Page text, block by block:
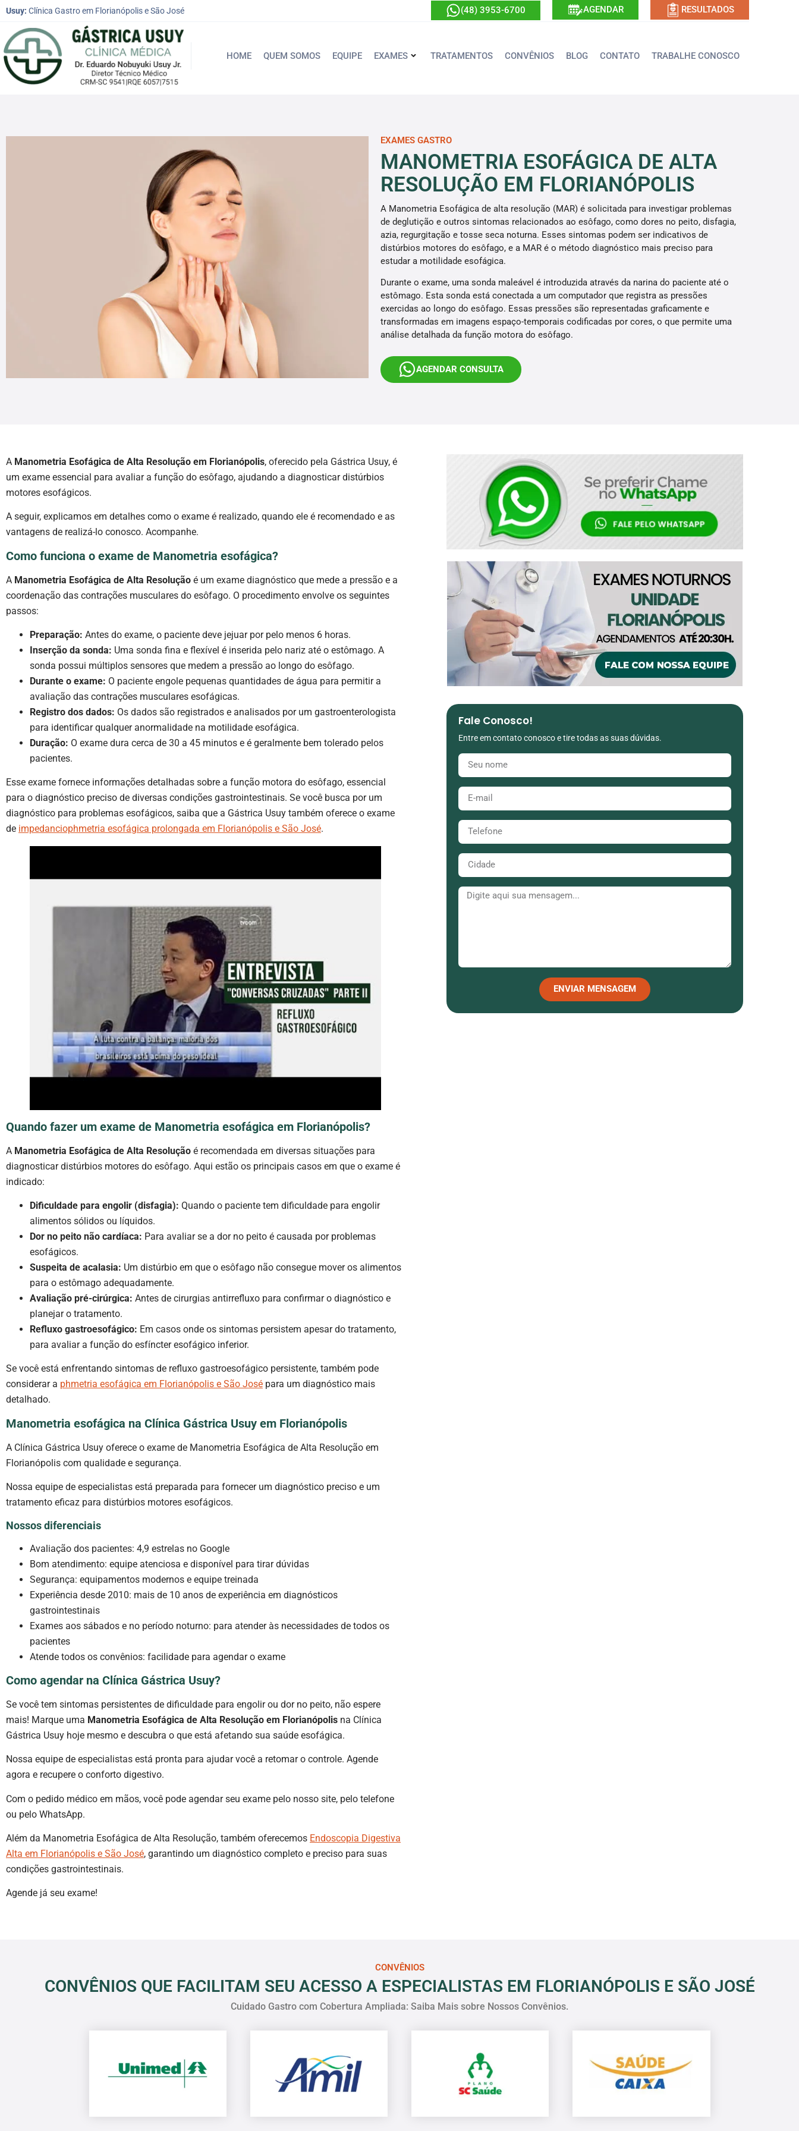
Usuy: Clínica Gastro em Florianópolis e São José (48) 3953-6700 AGENDAR RESULTADOS
HOME QUEM SOMOS EQUIPE EXAMES TRATAMENTOS CONVÊNIOS BLOG CONTATO TRABALHE CONOSCO
EXAMES GASTRO
MANOMETRIA ESOFÁGICA DE ALTA
RESOLUÇÃO EM FLORIANÓPOLIS
A Manometria Esofágica de alta resolução (MAR) é solicitada para investigar problemas
de deglutição e outros sintomas relacionados ao esôfago, como dores no peito, disfagia,
azia, regurgitação e tosse seca noturna. Esses sintomas podem ser indicativos de
distúrbios motores do esôfago, e a MAR é o método diagnóstico mais preciso para
estudar a motilidade esofágica.
Durante o exame, uma sonda maleável é introduzida através da narina do paciente até o
estômago. Esta sonda está conectada a um computador que registra as pressões
exercidas ao longo do esôfago. Essas pressões são representadas graficamente e
transformadas em imagens espaço-temporais codificadas por cores, o que permite uma
análise detalhada da função motora do esôfago.
AGENDAR CONSULTA
A Manometria Esofágica de Alta Resolução em Florianópolis, oferecido pela Gástrica Usuy, é
um exame essencial para avaliar a função do esôfago, ajudando a diagnosticar distúrbios
motores esofágicos.
A seguir, explicamos em detalhes como o exame é realizado, quando ele é recomendado e as
vantagens de realizá-lo conosco. Acompanhe.
Como funciona o exame de Manometria esofágica?
A Manometria Esofágica de Alta Resolução é um exame diagnóstico que mede a pressão e a
coordenação das contrações musculares do esôfago. O procedimento envolve os seguintes
passos:
Preparação: Antes do exame, o paciente deve jejuar por pelo menos 6 horas.
Inserção da sonda: Uma sonda fina e flexível é inserida pelo nariz até o estômago. A
sonda possui múltiplos sensores que medem a pressão ao longo do esôfago.
Durante o exame: O paciente engole pequenas quantidades de água para permitir a
avaliação das contrações musculares esofágicas.
Registro dos dados: Os dados são registrados e analisados por um gastroenterologista
para identificar qualquer anormalidade na motilidade esofágica.
Duração: O exame dura cerca de 30 a 45 minutos e é geralmente bem tolerado pelos
pacientes.
Esse exame fornece informações detalhadas sobre a função motora do esôfago, essencial
para o diagnóstico preciso de diversas condições gastrointestinais. Se você busca por um
diagnóstico para problemas esofágicos, saiba que a Gástrica Usuy também oferece o exame
de impedanciophmetria esofágica prolongada em Florianópolis e São José.
Quando fazer um exame de Manometria esofágica em Florianópolis?
A Manometria Esofágica de Alta Resolução é recomendada em diversas situações para
diagnosticar distúrbios motores do esôfago. Aqui estão os principais casos em que o exame é
indicado:
Dificuldade para engolir (disfagia): Quando o paciente tem dificuldade para engolir
alimentos sólidos ou líquidos.
Dor no peito não cardíaca: Para avaliar se a dor no peito é causada por problemas
esofágicos.
Suspeita de acalasia: Um distúrbio em que o esôfago não consegue mover os alimentos
para o estômago adequadamente.
Avaliação pré-cirúrgica: Antes de cirurgias antirrefluxo para confirmar o diagnóstico e
planejar o tratamento.
Refluxo gastroesofágico: Em casos onde os sintomas persistem apesar do tratamento,
para avaliar a função do esfíncter esofágico inferior.
Se você está enfrentando sintomas de refluxo gastroesofágico persistente, também pode
considerar a phmetria esofágica em Florianópolis e São José para um diagnóstico mais
detalhado.
Manometria esofágica na Clínica Gástrica Usuy em Florianópolis
A Clínica Gástrica Usuy oferece o exame de Manometria Esofágica de Alta Resolução em
Florianópolis com qualidade e segurança.
Nossa equipe de especialistas está preparada para fornecer um diagnóstico preciso e um
tratamento eficaz para distúrbios motores esofágicos.
Nossos diferenciais
Avaliação dos pacientes: 4,9 estrelas no Google
Bom atendimento: equipe atenciosa e disponível para tirar dúvidas
Segurança: equipamentos modernos e equipe treinada
Experiência desde 2010: mais de 10 anos de experiência em diagnósticos
gastrointestinais
Exames aos sábados e no período noturno: para atender às necessidades de todos os
pacientes
Atende todos os convênios: facilidade para agendar o exame
Como agendar na Clínica Gástrica Usuy?
Se você tem sintomas persistentes de dificuldade para engolir ou dor no peito, não espere
mais! Marque uma Manometria Esofágica de Alta Resolução em Florianópolis na Clínica
Gástrica Usuy hoje mesmo e descubra o que está afetando sua saúde esofágica.
Nossa equipe de especialistas está pronta para ajudar você a retomar o controle. Agende
agora e recupere o conforto digestivo.
Com o pedido médico em mãos, você pode agendar seu exame pelo nosso site, pelo telefone
ou pelo WhatsApp.
Além da Manometria Esofágica de Alta Resolução, também oferecemos Endoscopia Digestiva
Alta em Florianópolis e São José, garantindo um diagnóstico completo e preciso para suas
condições gastrointestinais.
Agende já seu exame!
Fale Conosco!
Entre em contato conosco e tire todas as suas dúvidas.
ENVIAR MENSAGEM
CONVÊNIOS
CONVÊNIOS QUE FACILITAM SEU ACESSO A ESPECIALISTAS EM FLORIANÓPOLIS E SÃO JOSÉ
Cuidado Gastro com Cobertura Ampliada: Saiba Mais sobre Nossos Convênios.